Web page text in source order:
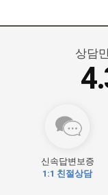
상담
신속답변보증
1:1 친절상담